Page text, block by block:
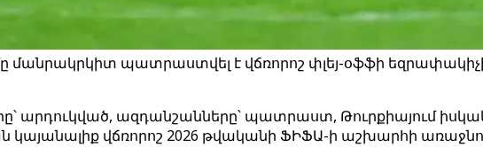
մանրակրկիտ պատրաստվել է վճռորոշ փլեյ-օֆֆի
արդուկված, ազդանշանները՝ պատրաստ, Թուրքիայում
կայանալիք վճռորոշ 2026 թվականի ՖԻՖԱ-ի աշխարհի